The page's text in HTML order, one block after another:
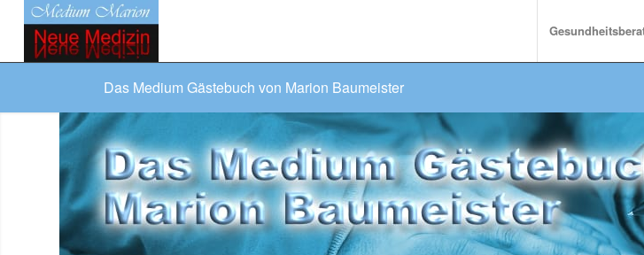
Das Medium Gästebuch von Marion Baumeister